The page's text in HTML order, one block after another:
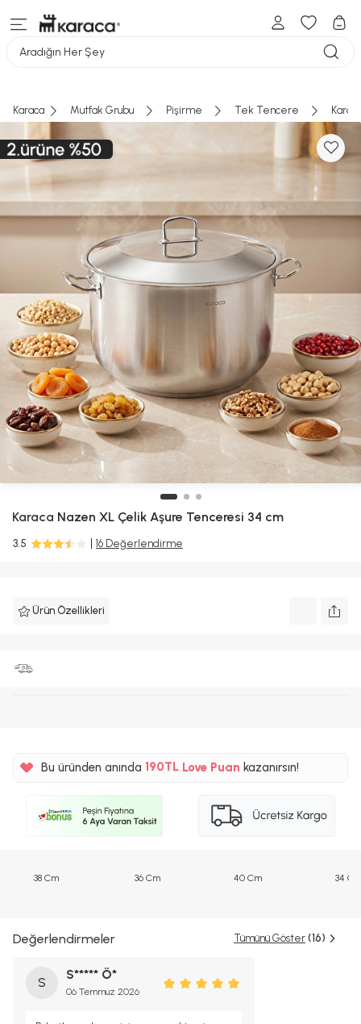
Aradığın Her Şey
Karaca Mutfak Grubu Pişirme Tek Tencere
Karaca Nazen XL Çelik Aşure Tenceresi 34 cm
3.5 16 Değerlendirme
Ürün Özellikleri
Bu üründen anında %5 Love Puankazanırsın!
38 Cm 36 Cm 40 Cm 34
Değerlendirmeler Tümünü Göster (16)
S
S***** Ö*
06 Temmuz 2026